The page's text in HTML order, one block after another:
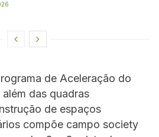
de Aceleração do
das quadras
de espaços
compõe campo society